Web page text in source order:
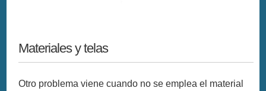
Materiales y telas
Otro problema viene cuando no se emplea el material